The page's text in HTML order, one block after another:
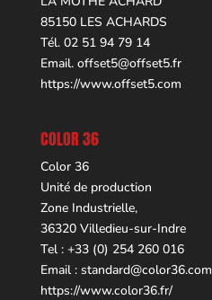
85150 LES ACHARDS
Tél. 02 51 94 79 14
Email. offset5@offset5.fr
https://www.offset5.com
COLOR 36
Color 36
Unité de production
Zone Industrielle,
36320 Villedieu-sur-Indre
Tel : +33 (0) 254 260 016
Email : standard@color36.com
https://www.color36.fr/